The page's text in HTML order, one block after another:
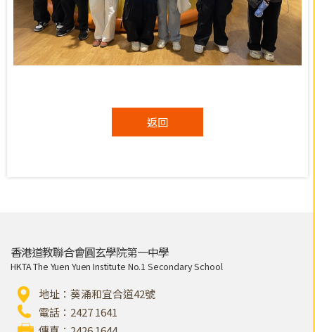
返回
香港道教聯合會圓玄學院第一中學
HKTA The Yuen Yuen Institute No.1 Secondary School
地址：葵涌和宜合道42號
電話：2427 1641